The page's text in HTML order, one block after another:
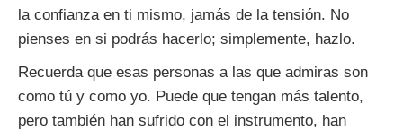
la confianza en ti mismo, jamás de la tensión. No
pienses en si podrás hacerlo; simplemente, hazlo.
Recuerda que esas personas a las que admiras son
como tú y como yo. Puede que tengan más talento,
pero también han sufrido con el instrumento, han